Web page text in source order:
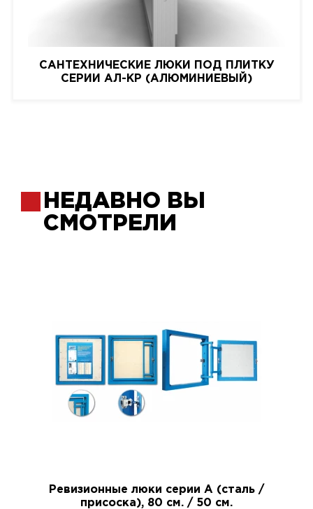
САНТЕХНИЧЕСКИЕ ЛЮКИ ПОД ПЛИТКУ
СЕРИИ АЛ-КР (АЛЮМИНИЕВЫЙ)
НЕДАВНО ВЫ
СМОТРЕЛИ
Ревизионные люки серии A (сталь /
присоска), 80 см. / 50 см.